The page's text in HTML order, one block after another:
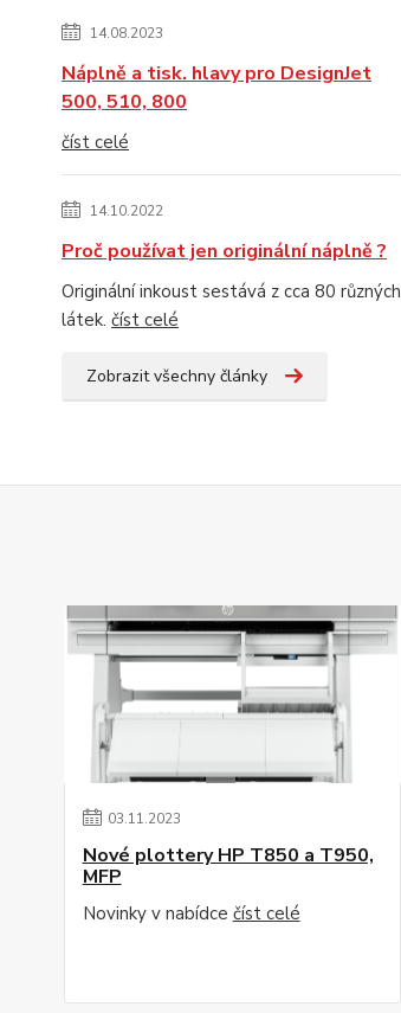
14.08.2023
Náplně a tisk. hlavy pro DesignJet
500, 510, 800
číst celé
14.10.2022
Proč používat jen originální náplně ?
Originální inkoust sestává z cca 80 různých
látek. číst celé
Zobrazit všechny články
03.11.2023
Nové plottery HP T850 a T950,
MFP
Novinky v nabídce číst celé